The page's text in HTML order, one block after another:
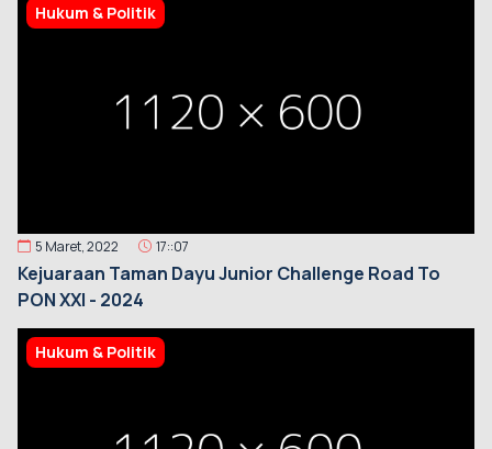
Hukum & Politik
5 Maret, 2022 17::07
Kejuaraan Taman Dayu Junior Challenge Road To
PON XXI - 2024
Hukum & Politik